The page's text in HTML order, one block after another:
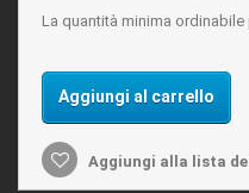
La quantità minima
Aggiungi al carrello
Aggiungi alla lista